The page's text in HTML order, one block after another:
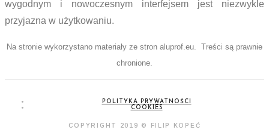
wygodnym i nowoczesnym interfejsem jest niezwykle
przyjazna w użytkowaniu.
Na stronie wykorzystano materiały ze stron aluprof.eu. Treści są prawnie
chronione.
POLITYKA PRYWATNOŚCI
COOKIES
COPYRIGHT 2019 © FILIP KOPEĆ